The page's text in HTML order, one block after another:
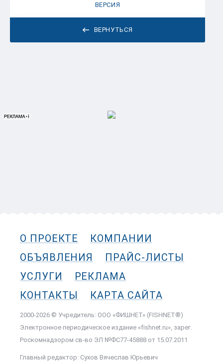
ВЕРНУТЬСЯ
ВЕРСИЯ
О ПРОЕКТЕ
КОМПАНИИ
ОБЪЯВЛЕНИЯ
ПРАЙС-ЛИСТЫ
УСЛУГИ
РЕКЛАМА
КОНТАКТЫ
КАРТА САЙТА
2000-2026 © Учредитель: ООО «ФИШНЕТ» (FISHNET®)
Электронное периодическое издание «fishnet.ru», зарег.
Роскомнадзором cв-во ЭЛ №ФС77-45888 от 15.07.2011
Главный редактор: Сухов Вячеслав Юрьевич